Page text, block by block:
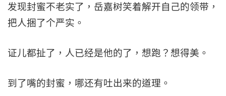
发现封蜜不老实了，岳嘉树笑着解开自己的领带，
把人捆了个严实。
证儿都扯了，人已经是他的了，想跑？想得美。
到了嘴的封蜜，哪还有吐出来的道理。